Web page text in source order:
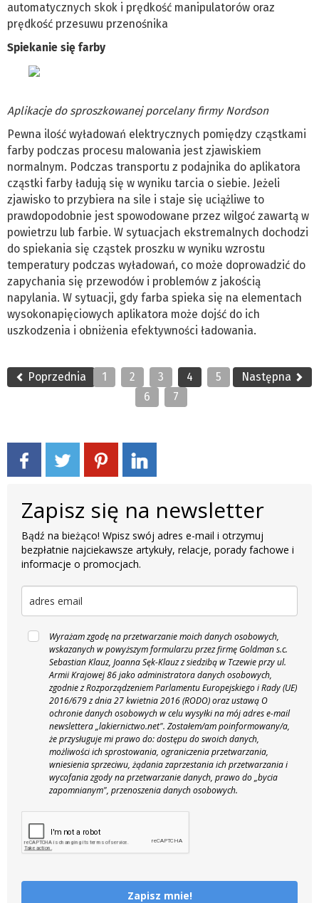
automatycznych skok i prędkość manipulatorów oraz
prędkość przesuwu przenośnika
Spiekanie się farby
Aplikacje do sproszkowanej porcelany firmy Nordson
Pewna ilość wyładowań elektrycznych pomiędzy cząstkami
farby podczas procesu malowania jest zjawiskiem
normalnym. Podczas transportu z podajnika do aplikatora
cząstki farby ładują się w wyniku tarcia o siebie. Jeżeli
zjawisko to przybiera na sile i staje się uciążliwe to
prawdopodobnie jest spowodowane przez wilgoć zawartą w
powietrzu lub farbie. W sytuacjach ekstremalnych dochodzi
do spiekania się cząstek proszku w wyniku wzrostu
temperatury podczas wyładowań, co może doprowadzić do
zapychania się przewodów i problemów z jakością
napylania. W sytuacji, gdy farba spieka się na elementach
wysokonapięciowych aplikatora może dojść do ich
uszkodzenia i obniżenia efektywności ładowania.
Poprzednia 1 2 3 4
5
6
7
Następna
Zapisz się na newsletter
Bądź na bieżąco! Wpisz swój adres e-mail i otrzymuj
bezpłatnie najciekawsze artykuły, relacje, porady fachowe i
informacje o promocjach.
Wyrażam zgodę na przetwarzanie moich danych osobowych,
wskazanych w powyższym formularzu przez firmę Goldman s.c.
Sebastian Klauz, Joanna Sęk-Klauz z siedzibą w Tczewie przy ul.
Armii Krajowej 86 jako administratora danych osobowych,
zgodnie z Rozporządzeniem Parlamentu Europejskiego i Rady (UE)
2016/679 z dnia 27 kwietnia 2016 (RODO) oraz ustawą O
ochronie danych osobowych w celu wysyłki na mój adres e-mail
newslettera „lakiernictwo.net". Zostałem/am poinformowany/a,
że przysługuje mi prawo do: dostępu do swoich danych,
możliwości ich sprostowania, ograniczenia przetwarzania,
wniesienia sprzeciwu, żądania zaprzestania ich przetwarzania i
wycofania zgody na przetwarzanie danych, prawo do „bycia
zapomnianym", przenoszenia danych osobowych.
Zapisz mnie!